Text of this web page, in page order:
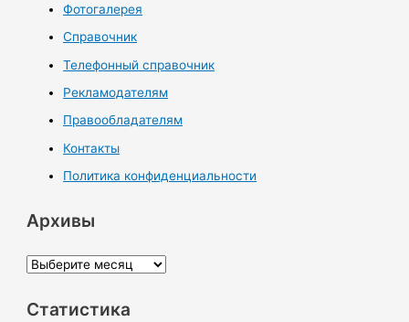
Фотогалерея
Справочник
Телефонный справочник
Рекламодателям
Правообладателям
Контакты
Политика конфиденциальности
Архивы
А
х
Статистика